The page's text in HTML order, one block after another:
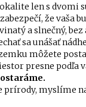
len s dvomi
že vaša
a slnečný,
sa unášať
môžete
presne podľa
prírody, myslíme